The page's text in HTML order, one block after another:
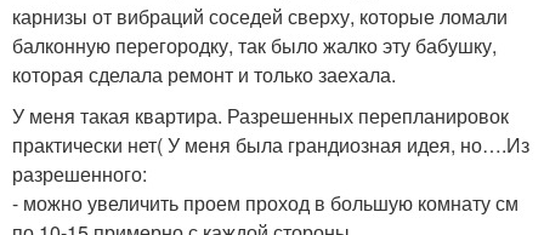
карнизы от вибраций соседей сверху, которые ломали
балконную перегородку, так было жалко эту бабушку,
которая сделала ремонт и только заехала.
У меня такая квартира. Разрешенных перепланировок
практически нет( У меня была грандиозная идея, но….Из
разрешенного:
- можно увеличить проем проход в большую комнату см